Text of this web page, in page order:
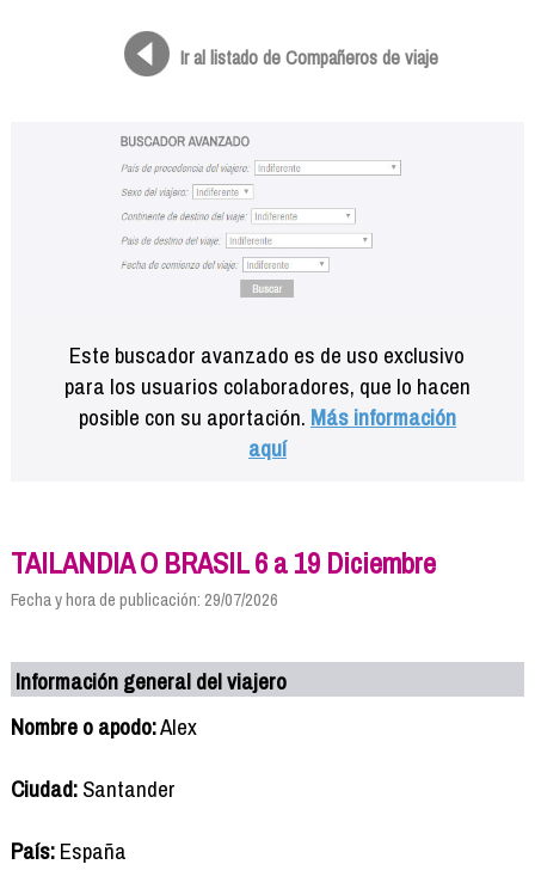
Ir al listado de Compañeros de viaje
Este buscador avanzado es de uso exclusivo
para los usuarios colaboradores, que lo hacen
posible con su aportación. Más información
aquí
TAILANDIA O BRASIL 6 a 19 Diciembre
Fecha y hora de publicación: 29/07/2026
Información general del viajero
Nombre o apodo:Alex
Ciudad:Santander
País:España